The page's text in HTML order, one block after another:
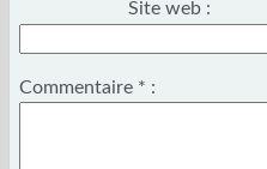
Site web :
Commentaire * :